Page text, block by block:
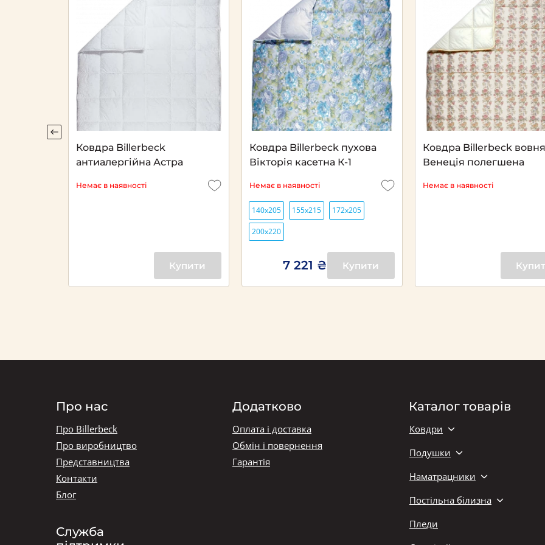
Ковдра Billerbeck
антиалергійна Астра
Немає в наявності
Купити
Ковдра Billerbeck пухова
Вікторія касетна К-1
Немає в наявності
140х205 155х215 172х205
200х220
7 221 ₴ Купити
Ковдра Billerbeck
Венеція полегшена
Немає в наявності
Next
Каталог товарів
Ковдри
Подушки
Наматрацники
Постільна білизна
Пледи
Про нас
Про Billerbeck
Про виробництво
Представництва
Контакти
Блог
Служба
Додатково
Оплата і доставка
Обмін і повернення
Гарантія